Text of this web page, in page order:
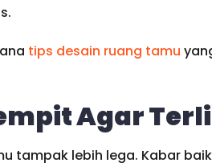
tips desain ruang tamu
Agar
tampak lebih lega. Kabar